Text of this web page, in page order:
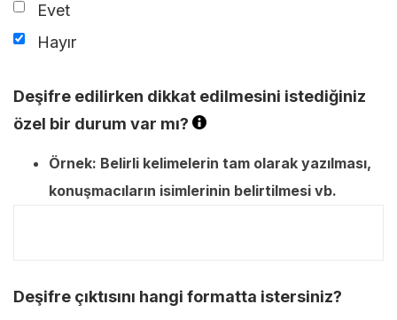
Evet
Hayır
Deşifre edilirken dikkat edilmesini istediğiniz
özel bir durum var mı?
Örnek: Belirli kelimelerin tam olarak yazılması,
konuşmacıların isimlerinin belirtilmesi vb.
Deşifre çıktısını hangi formatta istersiniz?